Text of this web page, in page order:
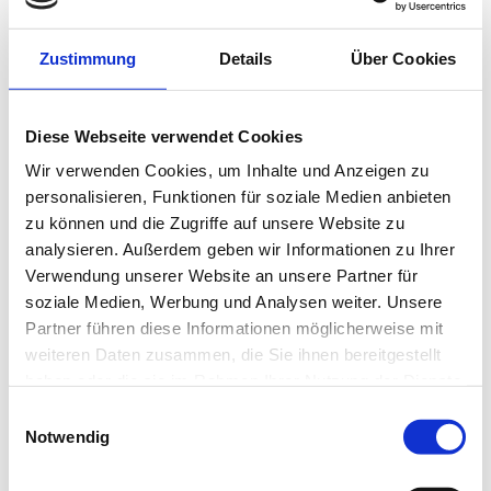
Zustimmung Details Über Cookies
Diese Webseite verwendet Cookies
Wir verwenden Cookies, um Inhalte und Anzeigen zu
personalisieren, Funktionen für soziale Medien anbieten
zu können und die Zugriffe auf unsere Website zu
analysieren. Außerdem geben wir Informationen zu Ihrer
Verwendung unserer Website an unsere Partner für
soziale Medien, Werbung und Analysen weiter. Unsere
Partner führen diese Informationen möglicherweise mit
weiteren Daten zusammen, die Sie ihnen bereitgestellt
Notwendig
PFLEGEN SIE SOZIALE KONTAKTE
Gemeinsame Zeit mit Familie und Freunden ist ein
wichtiger Ausgleich zum stressigen Alltag. Im
Gespräch mit vertrauten Menschen können wir
Sorgen teilen, neue Kraft schöpfen und einfach
mal abschalten. Vereinbaren Sie daher feste
Termine für Unternehmungen und Treffen mit
Ihren Lieben. Auch gemeinsame Hobbys oder
Sportaktivitäten können helfen, den Kopf
freizubekommen und positive Energie zu tanken.
LERNEN SIE